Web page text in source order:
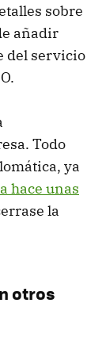
sobre
añadir
del servicio
Todo
ya
hace unas
la
otros